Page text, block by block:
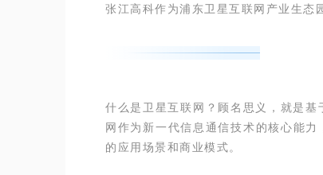
张江高科作为浦东卫星互联网产业生态
什么是卫星互联网？顾名思义，就是
网作为新一代信息通信技术的核心能
的应用场景和商业模式。